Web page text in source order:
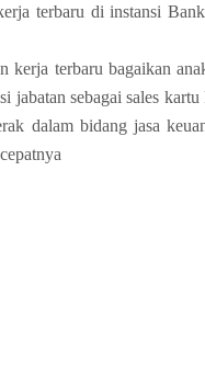
terbaru di instansi
terbaru bagaikan
jabatan sebagai sales
dalam bidang jasa